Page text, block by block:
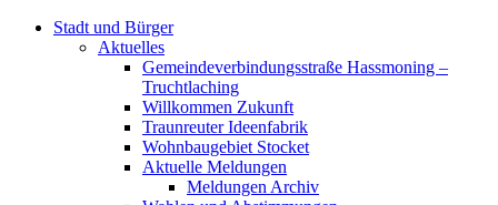
Stadt und Bürger
Aktuelles
Gemeindeverbindungsstraße Hassmoning –
Truchtlaching
Willkommen Zukunft
Traunreuter Ideenfabrik
Wohnbaugebiet Stocket
Aktuelle Meldungen
Meldungen Archiv